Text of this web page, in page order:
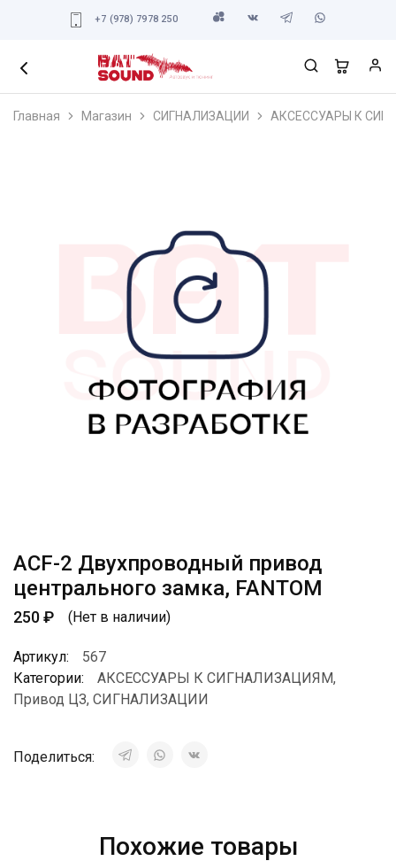
+7 (978) 7978 250
Главная Магазин СИГНАЛИЗАЦИИ АКСЕССУАРЫ К
ACF-2 Двухпроводный привод
центрального замка, FANTOM
250₽ (Нет в наличии)
Артикул:
567
Категории:
АКСЕССУАРЫ К СИГНАЛИЗАЦИЯМ,
Привод ЦЗ, СИГНАЛИЗАЦИИ
Поделиться:
Похожие товары